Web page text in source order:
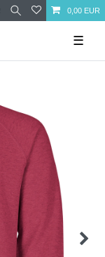
0,00 EUR
☰